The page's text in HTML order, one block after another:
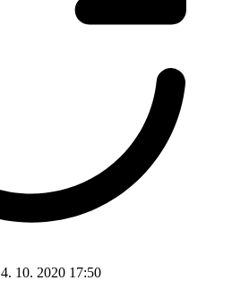
4. 10. 2020 17:50